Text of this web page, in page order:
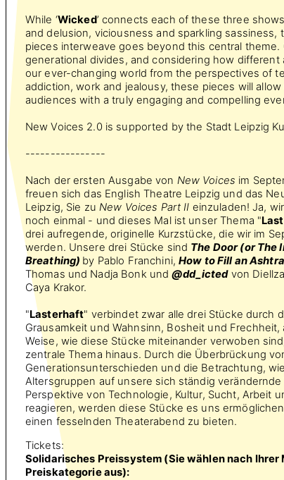
While ‘Wicked’ connects each of these three
and delusion, viciousness and sparkling sassiness,
pieces interweave goes beyond this central theme.
generational divides, and considering how different
our ever-changing world from the perspectives of
addiction, work and jealousy, these pieces will
audiences with a truly engaging and compelling
New Voices 2.0 is supported by the Stadt Leipzig
----------------
Nach der ersten Ausgabe von New Voices im
freuen sich das English Theatre Leipzig und das
Leipzig, Sie zuNew Voices Part II einzuladen! Ja,
noch einmal - und dieses Mal ist unser Thema "
drei aufregende, originelle Kurzstücke, die wir im
werden. Unsere drei Stücke sind The Door (or The
Breathing) by Pablo Franchini,How to Fill an
Thomas und Nadja Bonk und@dd_ictedvon
Caya Krakor.
"Lasterhaft" verbindet zwar alle drei Stücke durch
Grausamkeit und Wahnsinn, Bosheit und Frechheit,
Weise, wie diese Stücke miteinander verwoben
zentrale Thema hinaus. Durch die Überbrückung
Generationsunterschieden und die Betrachtung,
Altersgruppen auf unsere sich ständig verändernde
Perspektive von Technologie, Kultur, Sucht, Arbeit
reagieren, werden diese Stücke es uns
einen fesselnden Theaterabend zu bieten.
Tickets:
Solidarisches Preissystem (Sie wählen nach
Preiskategorie aus):